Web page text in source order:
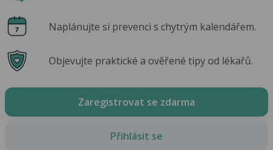
Naplánujte si prevenci s chytrým kalendářem.
Objevujte praktické a ověřené tipy od lékařů.
Zaregistrovat se zdarma
Přihlásit se